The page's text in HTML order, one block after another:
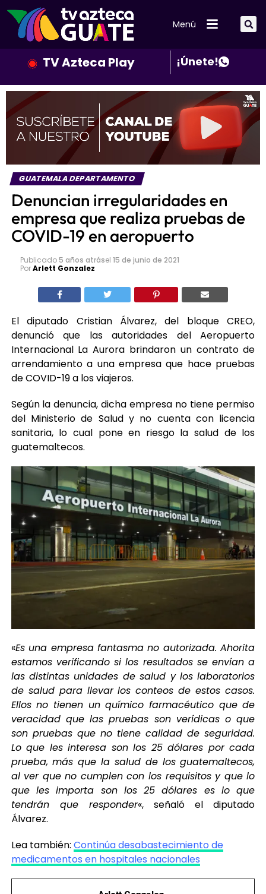
Menú
TV Azteca Play ¡Únete!
GUATEMALA DEPARTAMENTO
Denuncian irregularidades en
empresa que realiza pruebas de
COVID-19 en aeropuerto
Publicado5 años atrásel 15 de junio de 2021
PorArlett Gonzalez
El diputado Cristian Álvarez, del bloque CREO,
denunció que las autoridades del Aeropuerto
Internacional La Aurora brindaron un contrato de
arrendamiento a una empresa que hace pruebas
de COVID-19 a los viajeros.
Según la denuncia, dicha empresa no tiene permiso
del Ministerio de Salud y no cuenta con licencia
sanitaria, lo cual pone en riesgo la salud de los
guatemaltecos.
«Es una empresa fantasma no autorizada. Ahorita
estamos verificando si los resultados se envían a
las distintas unidades de salud y los laboratorios
de salud para llevar los conteos de estos casos.
Ellos no tienen un químico farmacéutico que de
veracidad que las pruebas son verídicas o que
son pruebas que no tiene calidad de seguridad.
Lo que les interesa son los 25 dólares por cada
prueba, más que la salud de los guatemaltecos,
al ver que no cumplen con los requisitos y que lo
que les importa son los 25 dólares es lo que
tendrán que responder«, señaló el diputado
Álvarez.
Lea también: Continúa desabastecimiento de
medicamentos en hospitales nacionales